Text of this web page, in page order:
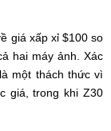
giá xấp xỉ $100 so
hai máy ảnh. Xác
một thách thức vì
giá, trong khi Z30